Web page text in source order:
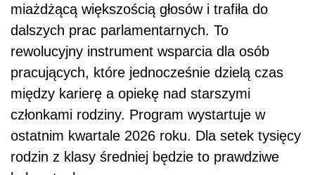
miażdżącą większością głosów i trafiła do
dalszych prac parlamentarnych. To
rewolucyjny instrument wsparcia dla osób
pracujących, które jednocześnie dzielą czas
między karierę a opiekę nad starszymi
członkami rodziny. Program wystartuje w
ostatnim kwartale 2026 roku. Dla setek tysięcy
rodzin z klasy średniej będzie to prawdziwe